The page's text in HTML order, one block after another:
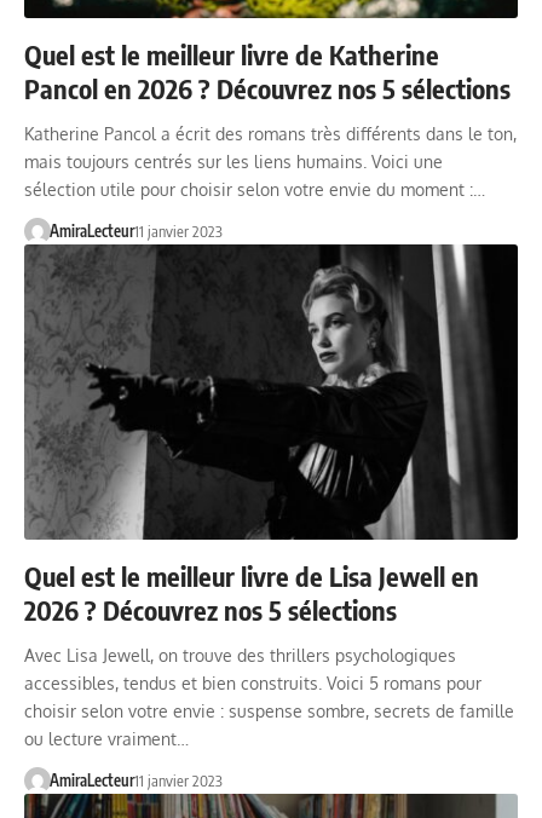
Quel est le meilleur livre de Katherine
Pancol en 2026 ? Découvrez nos 5 sélections
Katherine Pancol a écrit des romans très différents dans le ton,
mais toujours centrés sur les liens humains. Voici une
sélection utile pour choisir selon votre envie du moment :…
AmiraLecteur11 janvier 2023
Quel est le meilleur livre de Lisa Jewell en
2026 ? Découvrez nos 5 sélections
Avec Lisa Jewell, on trouve des thrillers psychologiques
accessibles, tendus et bien construits. Voici 5 romans pour
choisir selon votre envie : suspense sombre, secrets de famille
ou lecture vraiment…
AmiraLecteur11 janvier 2023